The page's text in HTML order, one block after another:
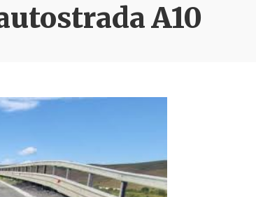
A10